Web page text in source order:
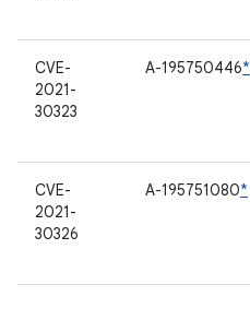
CVE-
2021-
30323
A-195750446*
CVE-
2021-
30326
A-195751080*